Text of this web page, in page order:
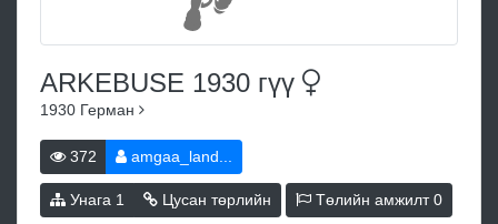
ARKEBUSE 1930 гүү
1930 Герман
372 amgaa_land...
Унага 1 Цусан төрлийн Төлийн амжилт0